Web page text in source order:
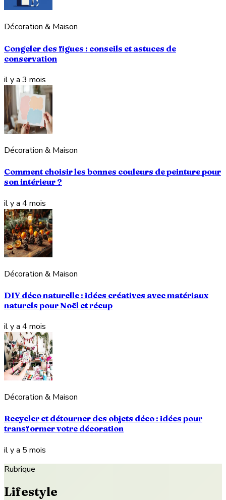
Décoration & Maison
Congeler des figues : conseils et astuces de
conservation
il y a 3 mois
Décoration & Maison
Comment choisir les bonnes couleurs de peinture pour
son intérieur ?
il y a 4 mois
Décoration & Maison
DIY déco naturelle : idées créatives avec matériaux
naturels pour Noël et récup
il y a 4 mois
Décoration & Maison
Recycler et détourner des objets déco : idées pour
transformer votre décoration
il y a 5 mois
Rubrique
Lifestyle